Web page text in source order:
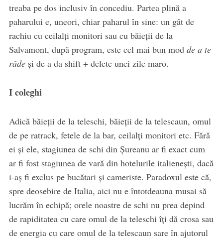
treaba pe dos inclusiv în concediu. Partea plină a
paharului e, uneori, chiar paharul în sine: un gât de
rachiu cu ceilalți monitori sau cu băieții de la
Salvamont, după program, este cel mai bun mod de a te
râdeși de a da shift + delete unei zile maro.
I coleghi
Adică băieții de la teleschi, băieții de la telescaun, omul
de pe ratrack, fetele de la bar, ceilalți monitori etc. Fără
ei și ele, stagiunea de schi din Șureanu ar fi exact cum
ar fi fost stagiunea de vară din hotelurile italienești, dacă
i-aș fi exclus pe bucătari și cameriste. Paradoxul este că,
spre deosebire de Italia, aici nu e întotdeauna musai să
lucrăm în echipă; orele noastre de schi nu prea depind
de rapiditatea cu care omul de la teleschi îți dă crosa sau
de energia cu care omul de la telescaun sare în ajutorul